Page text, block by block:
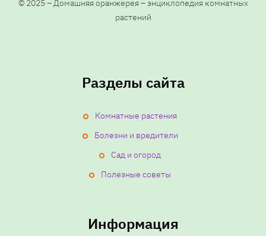
ц
© 2025 – Домашняя оранжерея – энциклопедия комнатных
растений
Разделы сайта
Комнатные растения
Болезни и вредители
Сад и огород
Полезные советы
Информация